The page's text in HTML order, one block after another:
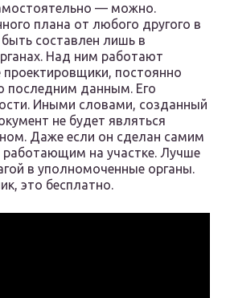
— можно.
плана от любого другого в
составлен лишь в
Над ним работают
постоянно
последним данным. Его
Иными словами, созданный
не будет являться
Даже если он сделан самим
на участке. Лучше
в уполномоченные органы.
это бесплатно.